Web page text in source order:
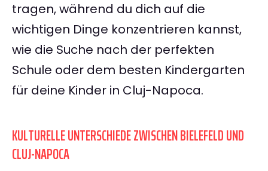
tragen, während du dich auf die
wichtigen Dinge konzentrieren kannst,
wie die Suche nach der perfekten
Schule oder dem besten Kindergarten
für deine Kinder in Cluj-Napoca.
KULTURELLE UNTERSCHIEDE ZWISCHEN BIELEFELD UND
CLUJ-NAPOCA